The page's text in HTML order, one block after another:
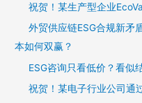
祝贺！某生产型企业
外贸供应链ESG合规新矛
本如何双赢？
ESG咨询只看低价？看似
祝贺！某电子行业公司通